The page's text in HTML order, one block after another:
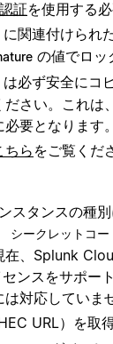
証を使用する
に関連付けられ
の値でロッ
は必ず安全にコ
ださい。これは
要となります。
ちら をご覧くだ
スタンスの種別
シークレットコー
在、Splunk
ンスをサポー
は対応していま
HEC URL）を取